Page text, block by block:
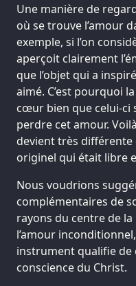
Une manière de
où se trouve l’amour
exemple, si l’on
aperçoit clairement
que l’objet qui a
aimé. C’est pourquoi
cœur bien que celui-ci
perdre cet amour.
devient très différente
originel qui était libre
Nous voudrions
complémentaires de
rayons du centre de
l’amour
instrument qualifie de
conscience du Christ.